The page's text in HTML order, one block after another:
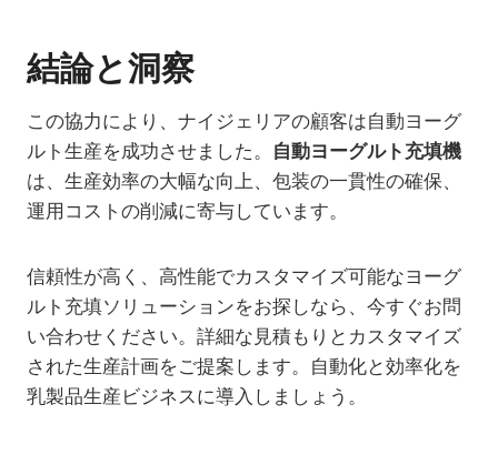
結論と洞察
この協力により、ナイジェリアの顧客は自動ヨーグ
ルト生産を成功させました。 自動ヨーグルト充填機
は、生産効率の大幅な向上、包装の一貫性の確保、
運用コストの削減に寄与しています。
信頼性が高く、高性能でカスタマイズ可能なヨーグ
ルト充填ソリューションをお探しなら、今すぐお問
い合わせください。詳細な見積もりとカスタマイズ
された生産計画をご提案します。自動化と効率化を
乳製品生産ビジネスに導入しましょう。